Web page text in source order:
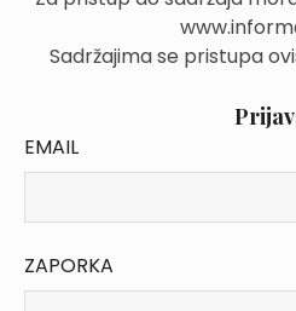
Sadržajima se pristupa
EMAIL
ZAPORKA